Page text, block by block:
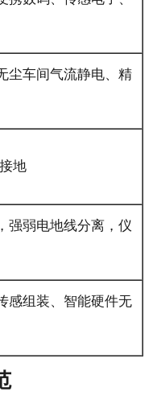
尘车间气流静电、精
地
强弱电地线分离，仪
感组装、智能硬件无